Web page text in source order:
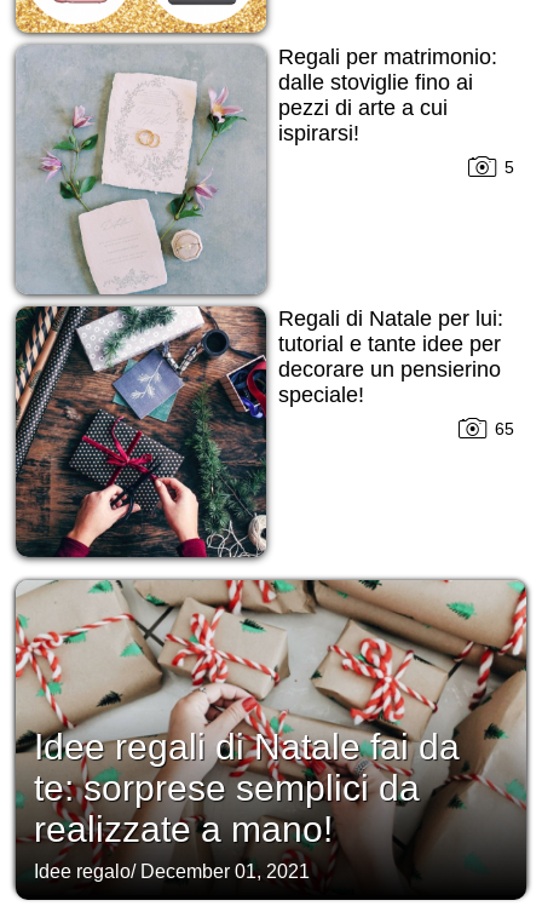
Regali per matrimonio:
dalle stoviglie fino ai
pezzi di arte a cui
ispirarsi!
5
Regali di Natale per lui:
tutorial e tante idee per
decorare un pensierino
speciale!
65
Idee regali di Natale fai da
te: sorprese semplici da
realizzate a mano!
Idee regalo/ December 01, 2021